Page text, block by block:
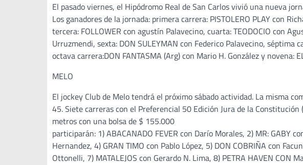
El pasado viernes, el Hipódromo Real de San Carlos vivió una nueva
Los ganadores de la jornada: primera carrera: PISTOLERO PLAY con
tercera: FOLLOWER con agustín Palavecino, cuarta: TEODOCIO con
Urruzmendi, sexta: DON SULEYMAN con Federico Palavecino, séptima
octava carrera:DON FANTASMA (Arg) con Mario H. González y novena:
MELO
El jockey Club de Melo tendrá el próximo sábado actividad. La misma
45. Siete carreras con el Preferencial 50 Edición Jura de la Constitución
metros con una bolsa de $ 155.000
participarán: 1) ABACANADO FEVER con Darío Morales, 2) MR: GABY
Hernandez, 4) GRAN TIMO con Pablo López, 5) DON COBRIÑA con
Ottonelli, 7) MATALEJOS con Gerardo N. Lima, 8) PETRA HAVEN CON